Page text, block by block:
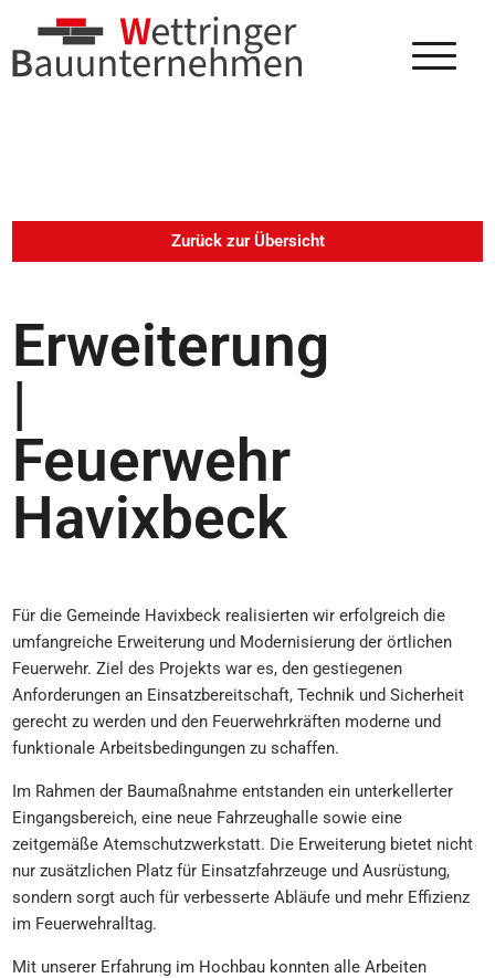
Zurück zur Übersicht
Erweiterung
|
Feuerwehr
Havixbeck
Für die Gemeinde Havixbeck realisierten wir erfolgreich die
umfangreiche Erweiterung und Modernisierung der örtlichen
Feuerwehr. Ziel des Projekts war es, den gestiegenen
Anforderungen an Einsatzbereitschaft, Technik und Sicherheit
gerecht zu werden und den Feuerwehrkräften moderne und
funktionale Arbeitsbedingungen zu schaffen.
Im Rahmen der Baumaßnahme entstanden ein unterkellerter
Eingangsbereich, eine neue Fahrzeughalle sowie eine
zeitgemäße Atemschutzwerkstatt. Die Erweiterung bietet nicht
nur zusätzlichen Platz für Einsatzfahrzeuge und Ausrüstung,
sondern sorgt auch für verbesserte Abläufe und mehr Effizienz
im Feuerwehralltag.
Mit unserer Erfahrung im Hochbau konnten alle Arbeiten